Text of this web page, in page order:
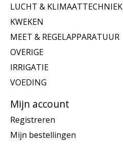
LUCHT & KLIMAATTECHNIEK
KWEKEN
MEET & REGELAPPARATUUR
OVERIGE
IRRIGATIE
VOEDING
Mijn account
Registreren
Mijn bestellingen